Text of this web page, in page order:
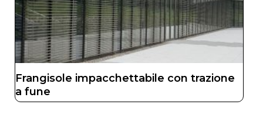
Frangisole impacchettabile con trazione
a fune